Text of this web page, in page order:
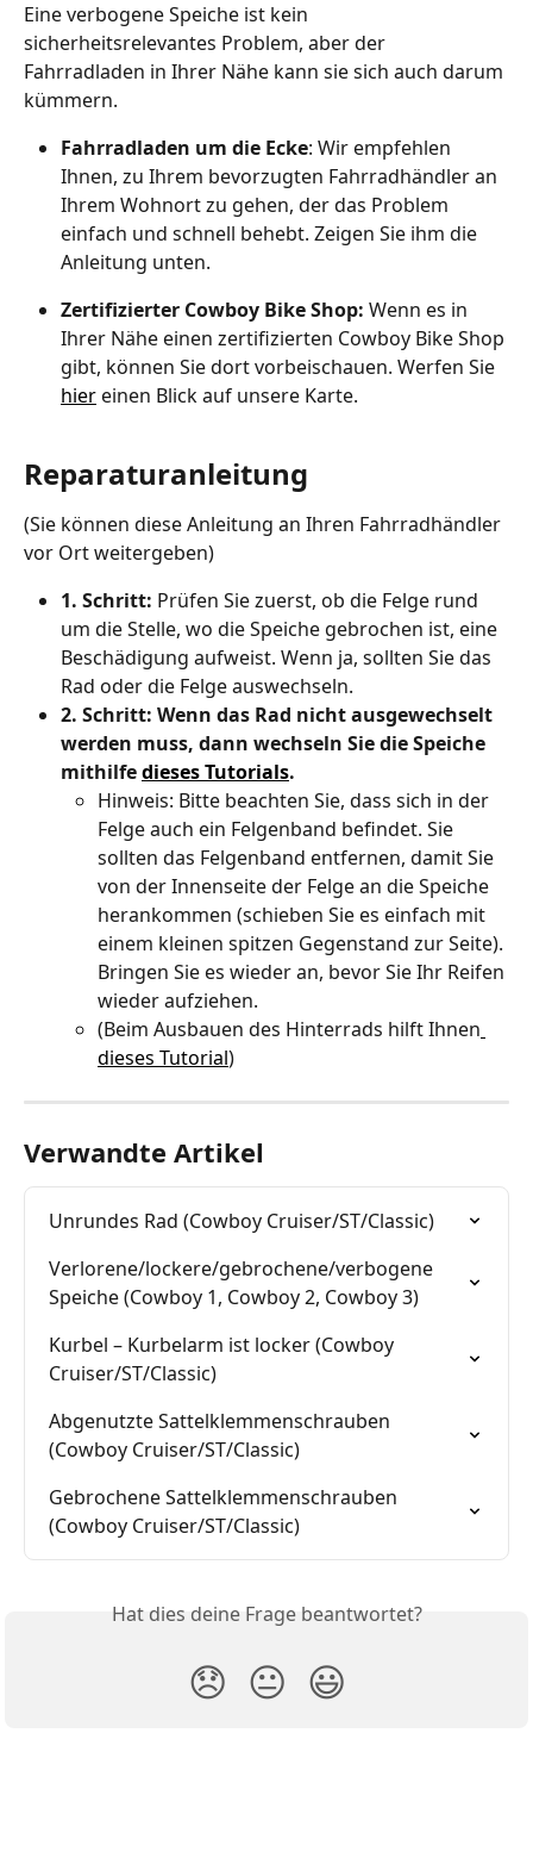
Eine verbogene Speiche ist kein
sicherheitsrelevantes Problem, aber der
Fahrradladen in Ihrer Nähe kann sie sich auch darum
kümmern.
Fahrradladen um die Ecke: Wir empfehlen
Ihnen, zu Ihrem bevorzugten Fahrradhändler an
Ihrem Wohnort zu gehen, der das Problem
einfach und schnell behebt. Zeigen Sie ihm die
Anleitung unten.
Zertifizierter Cowboy Bike Shop: Wenn es in
Ihrer Nähe einen zertifizierten Cowboy Bike Shop
gibt, können Sie dort vorbeischauen. Werfen Sie
hier einen Blick auf unsere Karte.
Reparaturanleitung
(Sie können diese Anleitung an Ihren Fahrradhändler
vor Ort weitergeben)
1. Schritt: Prüfen Sie zuerst, ob die Felge rund
um die Stelle, wo die Speiche gebrochen ist, eine
Beschädigung aufweist. Wenn ja, sollten Sie das
Rad oder die Felge auswechseln.
2. Schritt: Wenn das Rad nicht ausgewechselt
werden muss, dann wechseln Sie die Speiche
mithilfe dieses Tutorials.
Hinweis: Bitte beachten Sie, dass sich in der
Felge auch ein Felgenband befindet. Sie
sollten das Felgenband entfernen, damit Sie
von der Innenseite der Felge an die Speiche
herankommen (schieben Sie es einfach mit
einem kleinen spitzen Gegenstand zur Seite).
Bringen Sie es wieder an, bevor Sie Ihr Reifen
wieder aufziehen.
(Beim Ausbauen des Hinterrads hilft Ihnen
dieses Tutorial)
Verwandte Artikel
Unrundes Rad (Cowboy Cruiser/ST/Classic)
Verlorene/lockere/gebrochene/verbogene
Speiche (Cowboy 1, Cowboy 2, Cowboy 3)
Kurbel – Kurbelarm ist locker (Cowboy
Cruiser/ST/Classic)
Abgenutzte Sattelklemmenschrauben
(Cowboy Cruiser/ST/Classic)
Gebrochene Sattelklemmenschrauben
(Cowboy Cruiser/ST/Classic)
Hat dies deine Frage beantwortet?
😞 😐 😃